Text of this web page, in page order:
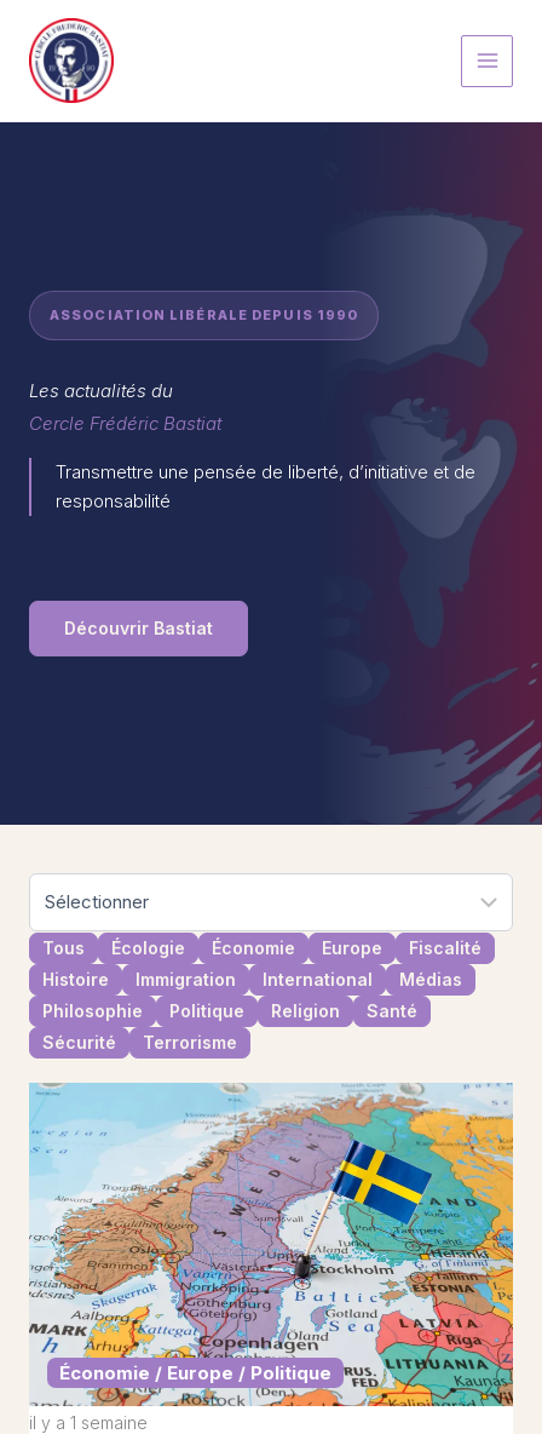
contenu
ASSOCIATION LIBÉRALE DEPUIS 1990
Les actualités du
Cercle Frédéric Bastiat
Transmettre une pensée de liberté, d’initiative et de
responsabilité
Découvrir Bastiat
Tous Écologie Économie Europe
Fiscalité
Histoire
Immigration International
Médias
Philosophie
Politique Religion
Santé
Sécurité
Terrorisme
Économie / Europe / Politique
il y a 1 semaine